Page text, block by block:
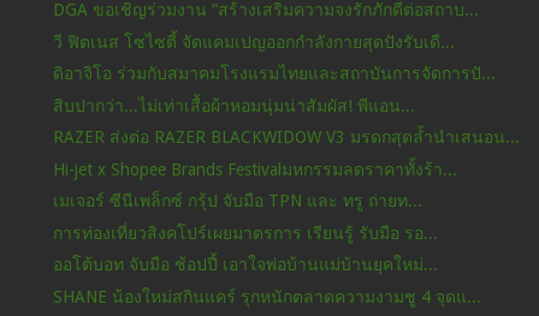
DGA ขอเชิญร่วมงาน “สร้างเสริมความจงรักภักดีต่อสถาบ...
วี ฟิตเนส โซไซตี้ จัดแคมเปญออกกำลังกายสุดปังรับเดื...
ดิอาจิโอ ร่วมกับสมาคมโรงแรมไทยและสถาบันการจัดการปั...
สิบปากว่า...ไม่เท่าเสื้อผ้าหอมนุ่มน่าสัมผัส! พีแอน...
RAZER ส่งต่อ RAZER BLACKWIDOW V3 มรดกสุดล้ำนำเสนอน...
Hi-jet x Shopee Brands Festivalมหกรรมลดราคาทั้งร้า...
เมเจอร์ ซีนีเพล็กซ์ กรุ้ป จับมือ TPN และ ทรู ถ่ายท...
การท่องเที่ยวสิงคโปร์เผยมาตรการ เรียนรู้ รับมือ รอ...
ออโต้บอท จับมือ ช้อปปี้ เอาใจพ่อบ้านแม่บ้านยุคใหม่...
SHANE น้องใหม่สกินแคร์ รุกหนักตลาดความงามชู 4 จุดแ...